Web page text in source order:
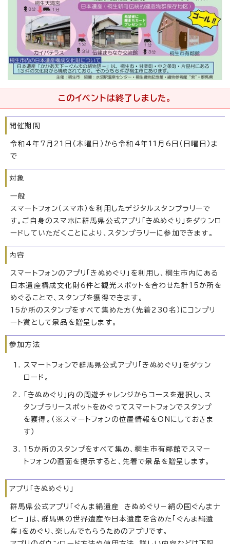
このイベントは終了しました。
開催期間
令和4年7月21日（木曜日）から令和4年11月6日（日曜日）ま
で
対象
一般
スマートフォン（スマホ）を利用したデジタルスタンプラリーで
す。ご自身のスマホに群馬県公式アプリ「きぬめぐり」をダウンロ
ードしていただくことにより、スタンプラリーに参加できます。
内容
スマートフォンのアプリ「きぬめぐり」を利用し、桐生市内にある
日本遺産構成文化財6件と観光スポットを合わせた計15か所を
めぐることで、スタンプを獲得できます。
15か所のスタンプをすべて集めた方（先着230名）にコンプリ
ート賞として景品を贈呈します。
参加方法
スマートフォンで群馬県公式アプリ「きぬめぐり」をダウン
ロード。
「きぬめぐり」内の周遊チャレンジからコースを選択し、ス
タンプラリースポットをめぐってスマートフォンでスタンプ
を獲得。（※スマートフォンの位置情報をONにしておきま
す）
15か所のスタンプをすべて集め、桐生市有鄰館でスマー
トフォンの画面を提示すると、先着で景品を贈呈します。
アプリ「きぬめぐり」
群馬県公式アプリ「ぐんま絹遺産 きぬめぐり－絹の国ぐんまナ
ビ－」は、群馬県の世界遺産や日本遺産を含めた「ぐんま絹遺
産」をめぐり、楽しんでもらうためのアプリです。